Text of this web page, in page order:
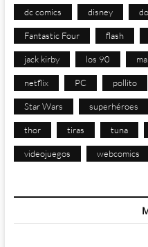
dc comics disney
Fantastic Four flash
jack kirby los 90
netflix PC pollito
Star Wars superhéroes
thor tiras tuna
videojuegos webcomics